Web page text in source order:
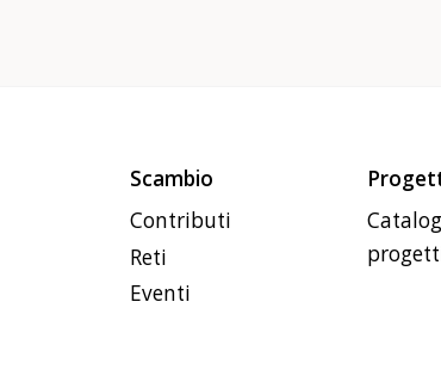
Scambio
Contributi
Reti
Eventi